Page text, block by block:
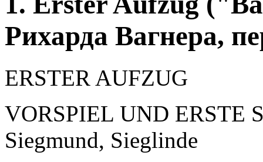
Рихарда Вагнера,
ERSTER AUFZUG
VORSPIEL UND ERSTE
Siegmund, Sieglinde